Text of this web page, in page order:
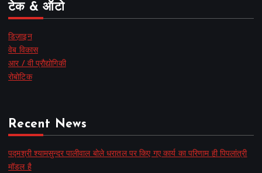
टेक & ऑटो
डिज़ाइन
वेब विकास
आर / वी प्रौद्योगिकी
रोबोटिक
Recent News
पद्मश्री श्यामसुन्दर पालीवाल बोले धरातल पर किए गए कार्य का परिणाम ही पिपलांत्री
मॉडल है